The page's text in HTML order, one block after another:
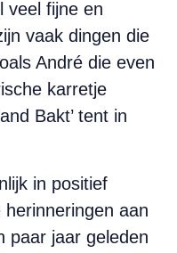
veel fijne en
vaak dingen die
André die even
karretje
Bakt’ tent in
in positief
aan
paar jaar geleden